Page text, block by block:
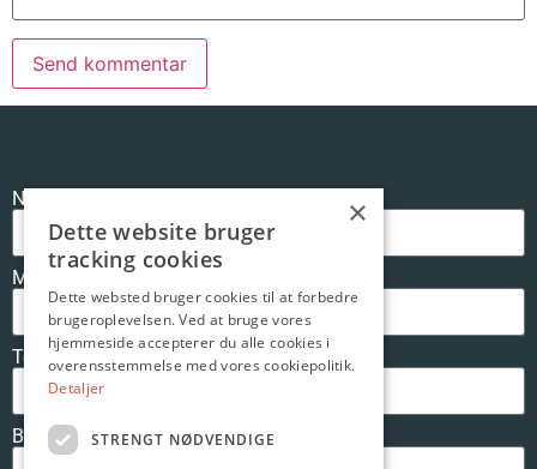
Navn
Mail
Telefon
Besked
×
Dette website bruger
tracking cookies
Dette websted bruger cookies til at forbedre
brugeroplevelsen. Ved at bruge vores
hjemmeside accepterer du alle cookies i
overensstemmelse med vores cookiepolitik.
Detaljer
STRENGT NØDVENDIGE